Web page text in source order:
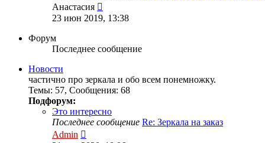
Анастасия
к
последнему
23 июн 2019, 13:38
Форум
Последнее сообщение
Новости
частично про зеркала и обо всем понемножку.
Темы: 57, Сообщения: 68
Подфорум:
Это интересно
Последнее сообщение Re: Зеркала на заказ
Admin